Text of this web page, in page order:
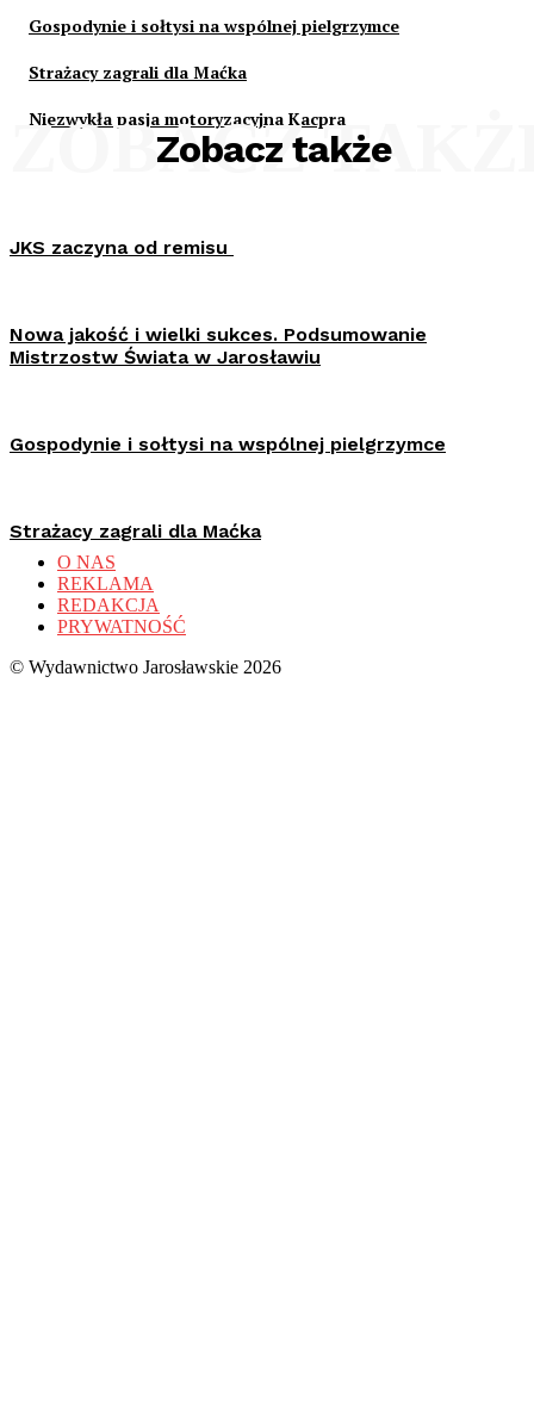
Gospodynie i sołtysi na wspólnej pielgrzymce
Strażacy zagrali dla Maćka
Niezwykła pasja motoryzacyjna Kacpra
Zobacz także
ZOBACZ
JKS zaczyna od remisu
Nowa jakość i wielki sukces. Podsumowanie
Mistrzostw Świata w Jarosławiu
Gospodynie i sołtysi na wspólnej pielgrzymce
Strażacy zagrali dla Maćka
O NAS
REKLAMA
REDAKCJA
PRYWATNOŚĆ
© Wydawnictwo Jarosławskie 2026